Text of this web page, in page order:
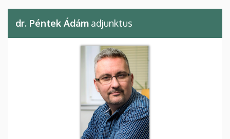
dr. Péntek Ádám adjunktus